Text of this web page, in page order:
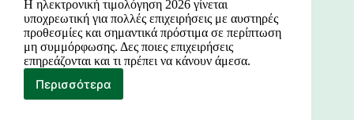
Η ηλεκτρονική τιμολόγηση 2026 γίνεται
υποχρεωτική για πολλές επιχειρήσεις με αυστηρές
προθεσμίες και σημαντικά πρόστιμα σε περίπτωση
μη συμμόρφωσης. Δες ποιες επιχειρήσεις
επηρεάζονται και τι πρέπει να κάνουν άμεσα.
Περισσότερα
Ηλεκτρονική